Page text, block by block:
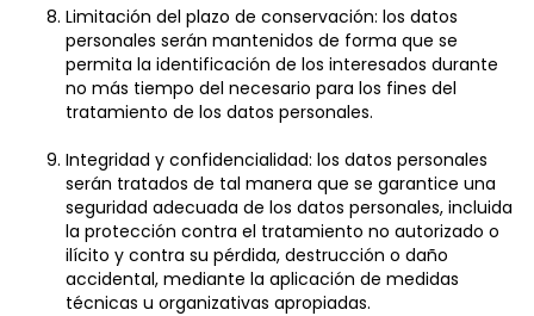
Limitación del plazo de conservación: los datos
personales serán mantenidos de forma que se
permita la identificación de los interesados durante
no más tiempo del necesario para los fines del
tratamiento de los datos personales.
Integridad y confidencialidad: los datos personales
serán tratados de tal manera que se garantice una
seguridad adecuada de los datos personales, incluida
la protección contra el tratamiento no autorizado o
ilícito y contra su pérdida, destrucción o daño
accidental, mediante la aplicación de medidas
técnicas u organizativas apropiadas.